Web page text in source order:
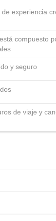
experiencia
compuesto
y seguro
de viaje y
a los bellos
a la Montaña
lobo ibérico.
al final del
a su